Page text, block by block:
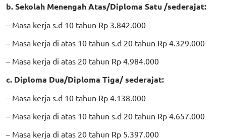
b. Sekolah Menengah Atas/Diploma Satu /sederajat:
– Masa kerja s.d 10 tahun Rp 3.842.000
– Masa kerja di atas 10 tahun s.d 20 tahun Rp 4.329.000
– Masa kerja di atas 20 tahun Rp 4.984.000
c. Diploma Dua/Diploma Tiga/ sederajat:
– Masa kerja s.d 10 tahun Rp 4.138.000
– Masa kerja di atas 10 tahun s.d 20 tahun Rp 4.657.000
– Masa kerja di atas 20 tahun Rp 5.397.000